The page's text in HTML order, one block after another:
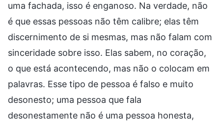
uma fachada, isso é enganoso. Na verdade, não
é que essas pessoas não têm calibre; elas têm
discernimento de si mesmas, mas não falam com
sinceridade sobre isso. Elas sabem, no coração,
o que está acontecendo, mas não o colocam em
palavras. Esse tipo de pessoa é falso e muito
desonesto; uma pessoa que fala
desonestamente não é uma pessoa honesta,